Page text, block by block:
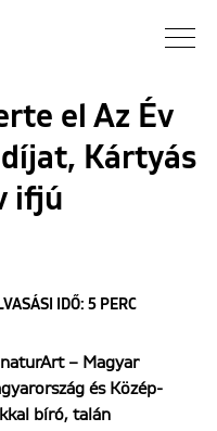
el Az Év
Kártyás
ifjú
IDŐ: 5 PERC
– Magyar
és Közép-
bíró, talán